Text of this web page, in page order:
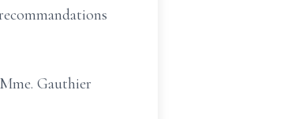
Gauthier